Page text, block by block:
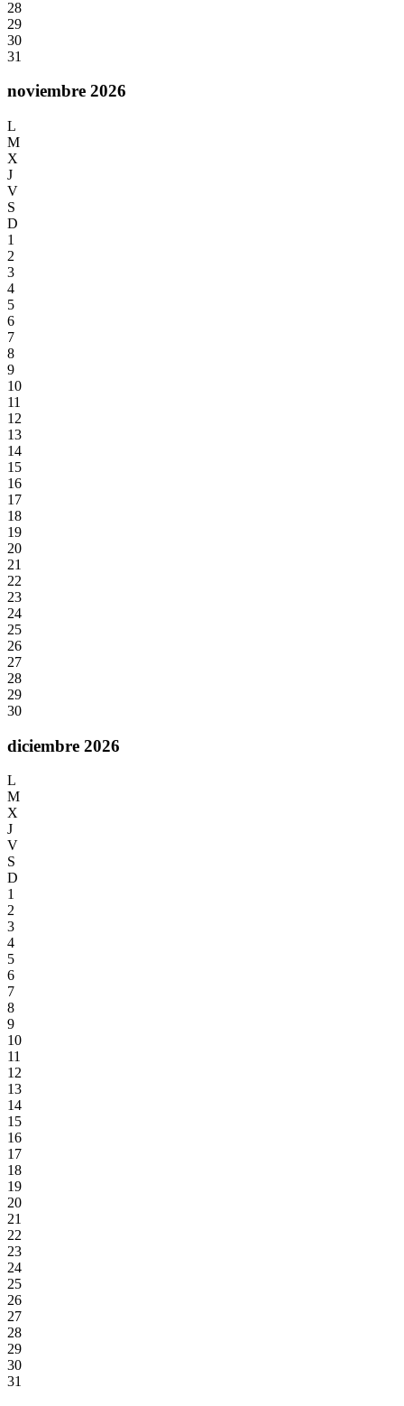
28
29
30
31
noviembre 2026
L
M
X
J
V
S
D
1
2
3
4
5
6
7
8
9
10
11
12
13
14
15
16
17
18
19
20
21
22
23
24
25
26
27
28
29
30
diciembre 2026
L
M
X
J
V
S
D
1
2
3
4
5
6
7
8
9
10
11
12
13
14
15
16
17
18
19
20
21
22
23
24
25
26
27
28
29
30
31